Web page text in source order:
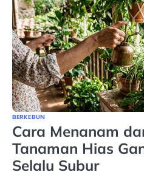
BERKEBUN
Cara Menanam
Tanaman Hias
Selalu Subur